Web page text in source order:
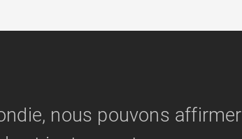
nous pouvons affirmer